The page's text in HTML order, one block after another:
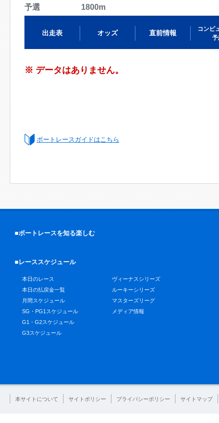
予選 1800m
出走表 オッズ 直前情報
コンピ
予
※ データはありません。
ボートレースガイドはこちら
■ボートレースを知る楽しむ
■レーススケジュール
本日のレース
本日の払戻金一覧
月間スケジュール
SG・PG1スケジュール
G1・G2スケジュール
G3スケジュール
ヴィーナスシリーズ
ルーキーシリーズ
マスターズリーグ
メディア情報
本サイトについて サイトポリシー プライバシーポリシー サイトマップ